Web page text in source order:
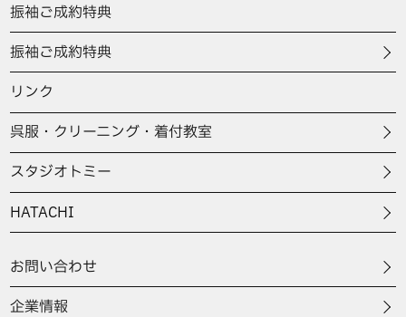
振袖ご成約特典
振袖ご成約特典
リンク
呉服・クリーニング・着付教室
スタジオトミー
HATACHI
お問い合わせ
企業情報